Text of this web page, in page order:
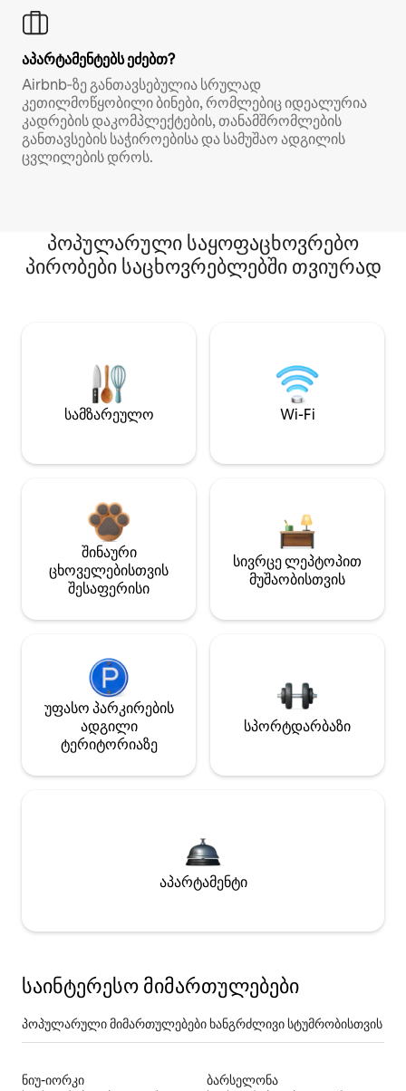
აპარტამენტებს ეძებთ?
Airbnb‑ზე განთავსებულია სრულად
კეთილმოწყობილი ბინები, რომლებიც იდეალურია
კადრების დაკომპლექტების, თანამშრომლების
განთავსების საჭიროებისა და სამუშაო ადგილის
ცვლილების დროს.
პოპულარული საყოფაცხოვრებო
პირობები საცხოვრებლებში თვიურად
სამზარეულო Wi-Fi
შინაური
ცხოველებისთვის
შესაფერისი
სივრცე ლეპტოპით
მუშაობისთვის
უფასო პარკირების
ადგილი
ტერიტორიაზე
სპორტდარბაზი
აპარტამენტი
საინტერესო მიმართულებები
პოპულარული მიმართულებები ხანგრძლივი სტუმრობისთვის
ნიუ-იორკი
ბარსელონა